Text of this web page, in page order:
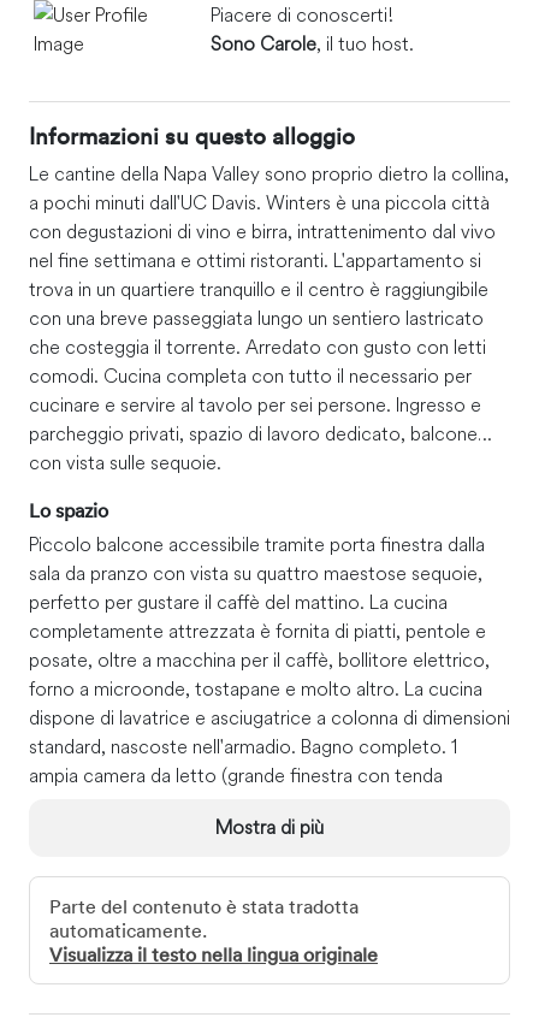
Piacere di conoscerti!
Sono Carole, il tuo host.
Informazioni su questo alloggio
Le cantine della Napa Valley sono proprio dietro la collina,
a pochi minuti dall'UC Davis. Winters è una piccola città
con degustazioni di vino e birra, intrattenimento dal vivo
nel fine settimana e ottimi ristoranti. L'appartamento si
trova in un quartiere tranquillo e il centro è raggiungibile
con una breve passeggiata lungo un sentiero lastricato
che costeggia il torrente. Arredato con gusto con letti
comodi. Cucina completa con tutto il necessario per
cucinare e servire al tavolo per sei persone. Ingresso e
parcheggio privati, spazio di lavoro dedicato, balcone
con vista sulle sequoie.
Lo spazio
Piccolo balcone accessibile tramite porta finestra dalla
sala da pranzo con vista su quattro maestose sequoie,
perfetto per gustare il caffè del mattino. La cucina
completamente attrezzata è fornita di piatti, pentole e
posate, oltre a macchina per il caffè, bollitore elettrico,
forno a microonde, tostapane e molto altro. La cucina
dispone di lavatrice e asciugatrice a colonna di dimensioni
standard, nascoste nell'armadio. Bagno completo. 1
ampia camera da letto (grande finestra con tenda
singolo extra lungo nell'ampio soggiorno con lucernario,
scrivania con cassetto per tastiera. Sala da pranzo con
tavolo e sei sedie.
Lenzuola, asciugamani e articoli da toeletta di base sono
forniti. Wi-Fi ad alta velocità.
Mostra di più
Parte del contenuto è stata tradotta
automaticamente.
Visualizza il testo nella lingua originale